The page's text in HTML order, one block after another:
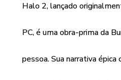
Halo 2, lançado
PC, é uma obra-prima da
pessoa. Sua narrativa